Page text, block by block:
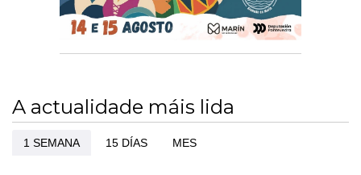
A actualidade máis lida
1 SEMANA 15 DÍAS MES